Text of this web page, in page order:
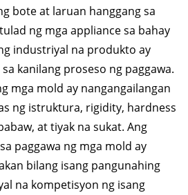
bote at laruan hanggang sa
ng mga appliance sa bahay
industriyal na produkto ay
kanilang proseso ng paggawa.
mga mold ay nangangailangan
ng istruktura, rigidity, hardness
at tiyak na sukat. Ang
paggawa ng mga mold ay
bilang isang pangunahing
na kompetisyon ng isang